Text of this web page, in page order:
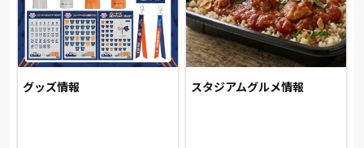
グッズ情報 スタジアムグルメ情報